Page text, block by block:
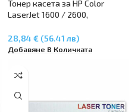
Тонер касета за HP Color
LaserJet 1600 / 2600,
28,84 € (56.41 лв)
Добавяне В Количката